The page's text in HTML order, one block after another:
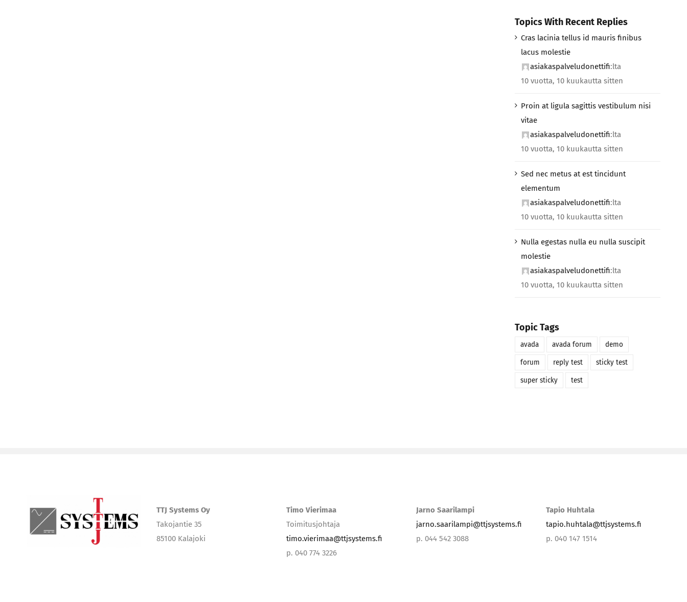
Topics With Recent Replies
Cras lacinia tellus id mauris finibus
lacus molestie
asiakaspalveludonettifi:lta
10 vuotta, 10 kuukautta sitten
Proin at ligula sagittis vestibulum nisi
vitae
asiakaspalveludonettifi:lta
10 vuotta, 10 kuukautta sitten
Sed nec metus at est tincidunt
elementum
asiakaspalveludonettifi:lta
10 vuotta, 10 kuukautta sitten
Nulla egestas nulla eu nulla suscipit
molestie
asiakaspalveludonettifi:lta
10 vuotta, 10 kuukautta sitten
Topic Tags
avada avada forum demo
forum reply test sticky test
super sticky test
TTJ Systems Oy
Takojantie 35
85100 Kalajoki
Timo Vierimaa
Toimitusjohtaja
timo.vierimaa@ttjsystems.fi
p. 040 774 3226
Jarno Saarilampi
jarno.saarilampi@ttjsystems.fi
p. 044 542 3088
Tapio Huhtala
tapio.huhtala@ttjsystems.fi
p. 040 147 1514